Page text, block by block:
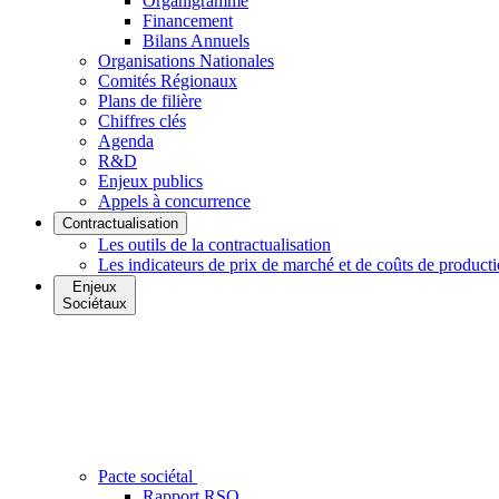
Financement
Bilans Annuels
Organisations Nationales
Comités Régionaux
Plans de filière
Chiffres clés
Agenda
R&D
Enjeux publics
Appels à concurrence
Contractualisation
Les outils de la contractualisation
Les indicateurs de prix de marché et de coûts de
Enjeux
Sociétaux
Pacte sociétal